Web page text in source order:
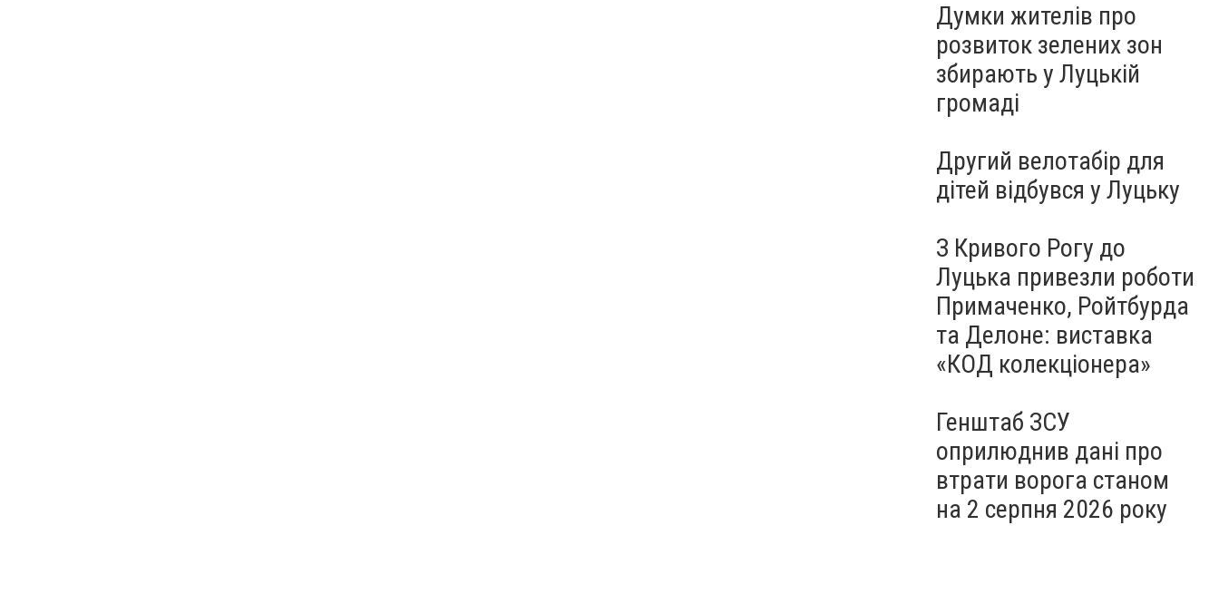
Думки жителів про
розвиток зелених зон
збирають у Луцькій
громаді
Другий велотабір для
дітей відбувся у Луцьку
З Кривого Рогу до
Луцька привезли роботи
Примаченко, Ройтбурда
та Делоне: виставка
«КОД колекціонера»
Генштаб ЗСУ
оприлюднив дані про
втрати ворога станом
на 2 серпня 2026 року